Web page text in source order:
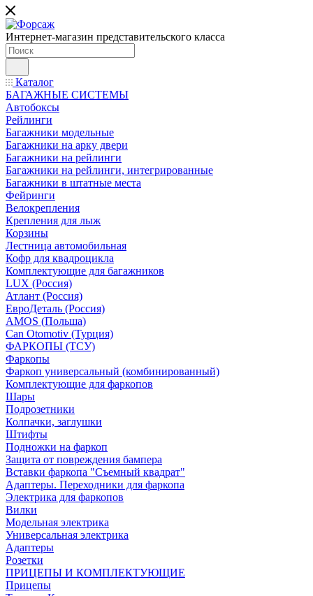
Интернет-магазин представительского класса
Каталог
БАГАЖНЫЕ СИСТЕМЫ
Автобоксы
Рейлинги
Багажники модельные
Багажники на арку двери
Багажники на рейлинги
Багажники на рейлинги, интегрированные
Багажники в штатные места
Фейринги
Велокрепления
Крепления для лыж
Корзины
Лестница автомобильная
Кофр для квадроцикла
Комплектующие для багажников
LUX (Россия)
Атлант (Россия)
ЕвроДеталь (Россия)
AMOS (Польша)
Can Otomotiv (Турция)
ФАРКОПЫ (ТСУ)
Фаркопы
Фаркоп универсальный (комбинированный)
Комплектующие для фаркопов
Шары
Подрозетники
Колпачки, заглушки
Штифты
Подножки на фаркоп
Защита от повреждения бампера
Вставки фаркопа "Съемный квадрат"
Адаптеры. Переходники для фаркопа
Электрика для фаркопов
Вилки
Модельная электрика
Универсальная электрика
Адаптеры
Розетки
ПРИЦЕПЫ И КОМПЛЕКТУЮЩИЕ
Прицепы